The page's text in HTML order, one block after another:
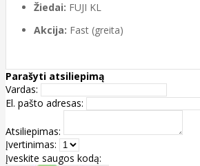
Žiedai: FUJI KL
Akcija: Fast (greita)
Parašyti atsiliepimą
Vardas:
El. pašto adresas:
Atsiliepimas:
Įvertinimas:
Įveskite saugos kodą: